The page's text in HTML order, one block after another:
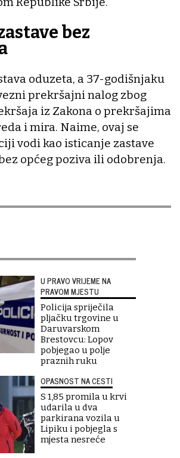
bez
oduzeta, a 37-godišnjaku
prekršajni nalog zbog
iz Zakona o prekršajima
i mira. Naime, ovaj se
vodi kao isticanje zastave
općeg poziva ili odobrenja.
U PRAVO VRIJEME NA
PRAVOM MJESTU
Policija spriječila
pljačku trgovine u
Daruvarskom
Brestovcu: Lopov
pobjegao u polje
praznih ruku
OPASNOST NA CESTI
S 1,85 promila u krvi
udarila u dva
parkirana vozila u
Lipiku i pobjegla s
mjesta nesreće